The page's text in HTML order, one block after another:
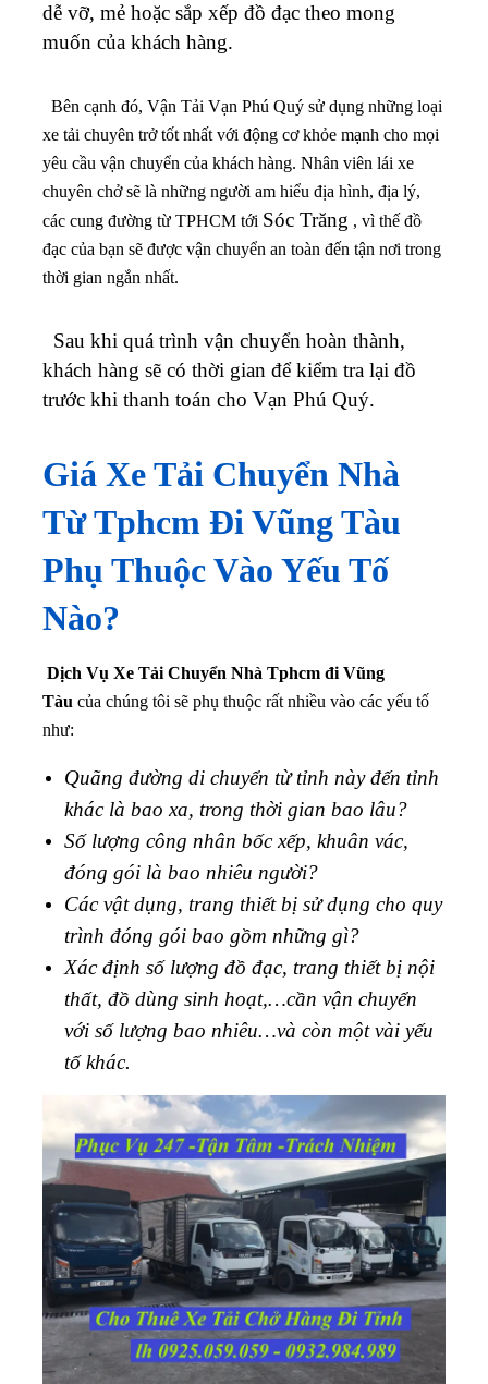
dễ vỡ, mẻ hoặc sắp xếp đồ đạc theo mong
muốn của khách hàng.
Bên cạnh đó, Vận Tải Vạn Phú Quý sử dụng những loại
xe tải chuyên trở tốt nhất với động cơ khỏe mạnh cho mọi
yêu cầu vận chuyển của khách hàng. Nhân viên lái xe
chuyên chở sẽ là những người am hiểu địa hình, địa lý,
các cung đường từ TPHCM tới Sóc Trăng , vì thế đồ
đạc của bạn sẽ được vận chuyển an toàn đến tận nơi trong
thời gian ngắn nhất.
Sau khi quá trình vận chuyển hoàn thành,
khách hàng sẽ có thời gian để kiểm tra lại đồ
trước khi thanh toán cho Vạn Phú Quý.
Giá Xe Tải Chuyển Nhà
Từ Tphcm Đi Vũng Tàu
Phụ Thuộc Vào Yếu Tố
Nào?
Dịch Vụ Xe Tải Chuyển Nhà Tphcm đi Vũng
Tàu của chúng tôi sẽ phụ thuộc rất nhiều vào các yếu tố
như:
Quãng đường di chuyển từ tỉnh này đến tỉnh
khác là bao xa, trong thời gian bao lâu?
Số lượng công nhân bốc xếp, khuân vác,
đóng gói là bao nhiêu người?
Các vật dụng, trang thiết bị sử dụng cho quy
trình đóng gói bao gồm những gì?
Xác định số lượng đồ đạc, trang thiết bị nội
thất, đồ dùng sinh hoạt,…cần vận chuyển
với số lượng bao nhiêu…và còn một vài yếu
tố khác.